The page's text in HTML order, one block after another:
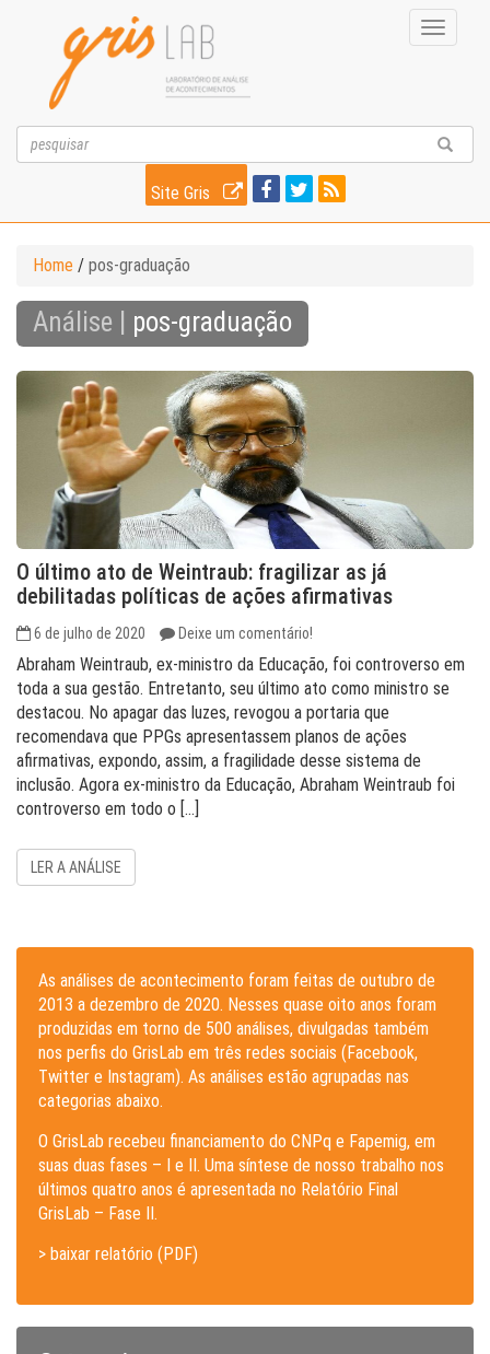
Toggle
Site Gris
Home / pos-graduação
Análise | pos-graduação
O último ato de Weintraub: fragilizar as já
debilitadas políticas de ações afirmativas
6 de julho de 2020 Deixe um comentário!
Abraham Weintraub, ex-ministro da Educação, foi controverso em
toda a sua gestão. Entretanto, seu último ato como ministro se
destacou. No apagar das luzes, revogou a portaria que
recomendava que PPGs apresentassem planos de ações
afirmativas, expondo, assim, a fragilidade desse sistema de
inclusão. Agora ex-ministro da Educação, Abraham Weintraub foi
controverso em todo o […]
LER A ANÁLISE
As análises de acontecimento foram feitas de outubro de
2013 a dezembro de 2020. Nesses quase oito anos foram
produzidas em torno de 500 análises, divulgadas também
nos perfis do GrisLab em três redes sociais (Facebook,
Twitter e Instagram). As análises estão agrupadas nas
categorias abaixo.
O GrisLab recebeu financiamento do CNPq e Fapemig, em
suas duas fases – I e II. Uma síntese de nosso trabalho nos
últimos quatro anos é apresentada no Relatório Final
GrisLab – Fase II.
> baixar relatório (PDF)